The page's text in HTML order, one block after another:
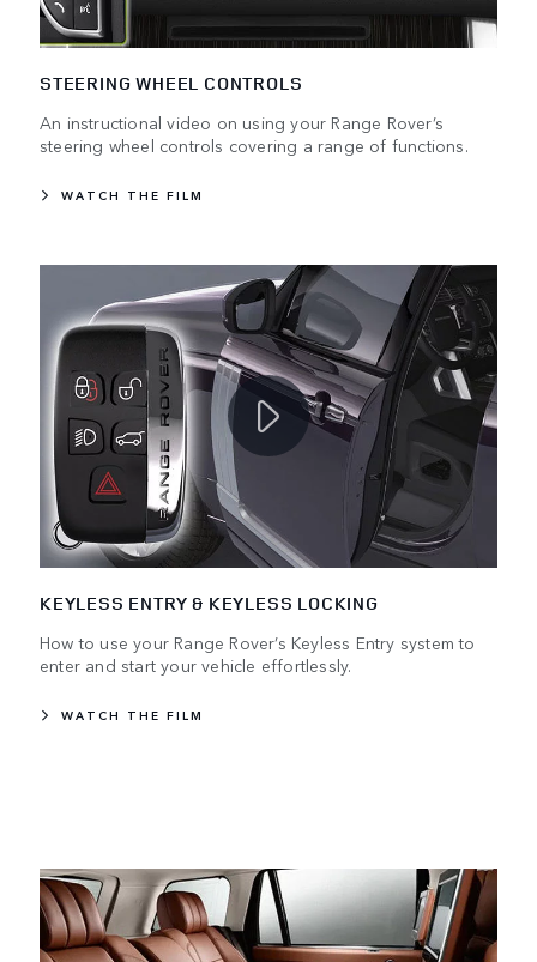
STEERING WHEEL CONTROLS
An instructional video on using your Range Rover’s
steering wheel controls covering a range of functions.
WATCH THE FILM
KEYLESS ENTRY & KEYLESS LOCKING
How to use your Range Rover’s Keyless Entry system to
enter and start your vehicle effortlessly.
WATCH THE FILM